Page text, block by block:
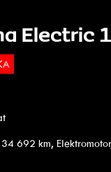
Electric
692 km,